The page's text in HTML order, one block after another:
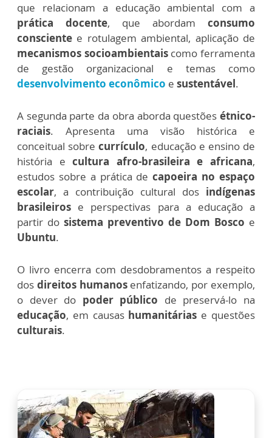
que relacionam a educação ambiental com a
prática docente, que abordam consumo
consciente e rotulagem ambiental, aplicação de
mecanismos socioambientaiscomo ferramenta
de gestão organizacional e temas como
desenvolvimento econômico e sustentável.
A segunda parte da obra aborda questões étnico-
raciais. Apresenta uma visão histórica e
conceitual sobrecurrículo, educação e ensino de
história ecultura afro-brasileira e africana,
estudos sobre a prática de capoeira no espaço
escolar, a contribuição cultural dos indígenas
brasileiros e perspectivas para a educação a
partir do sistema preventivo de Dom Bosco e
Ubuntu.
O livro encerra com desdobramentos a respeito
dos direitos humanosenfatizando, por exemplo,
o dever do poder público de preservá-lo na
educação, em causas humanitárias e questões
culturais.